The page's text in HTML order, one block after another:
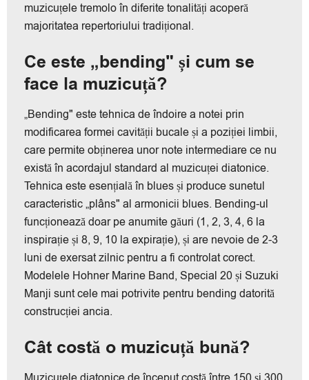
muzicuțele tremolo în diferite tonalități acoperă
majoritatea repertoriului tradițional.
Ce este „bending" și cum se
face la muzicuță?
„Bending" este tehnica de îndoire a notei prin
modificarea formei cavității bucale și a poziției limbii,
care permite obținerea unor note intermediare ce nu
există în acordajul standard al muzicuței diatonice.
Tehnica este esențială în blues și produce sunetul
caracteristic „plâns" al armonicii blues. Bending-ul
funcționează doar pe anumite găuri (1, 2, 3, 4, 6 la
inspirație și 8, 9, 10 la expirație), și are nevoie de 2-3
luni de exersat zilnic pentru a fi controlat corect.
Modelele Hohner Marine Band, Special 20 și Suzuki
Manji sunt cele mai potrivite pentru bending datorită
construcției ancia.
Cât costă o muzicuță bună?